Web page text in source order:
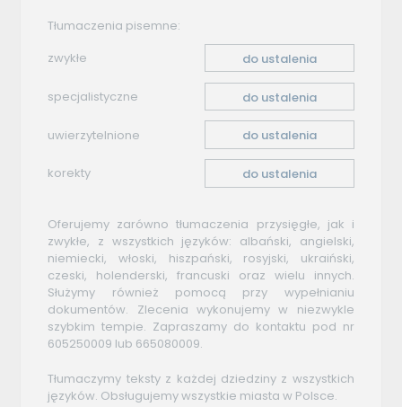
Tłumaczenia pisemne:
zwykłe
do ustalenia
specjalistyczne do ustalenia
uwierzytelnione do ustalenia
korekty do ustalenia
Oferujemy zarówno tłumaczenia przysięgłe, jak i
zwykłe, z wszystkich języków: albański, angielski,
niemiecki, włoski, hiszpański, rosyjski, ukraiński,
czeski, holenderski, francuski oraz wielu innych.
Służymy również pomocą przy wypełnianiu
dokumentów. Zlecenia wykonujemy w niezwykle
szybkim tempie. Zapraszamy do kontaktu pod nr
605250009 lub 665080009.
Tłumaczymy teksty z każdej dziedziny z wszystkich
języków. Obsługujemy wszystkie miasta w Polsce.